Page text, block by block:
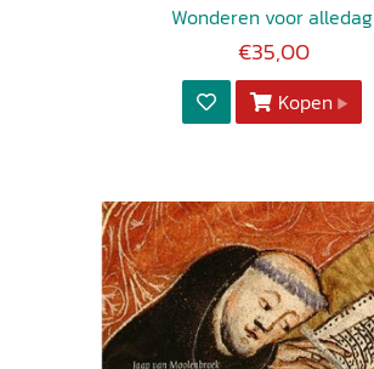
Wonderen voor alledag
€35,00
Kopen